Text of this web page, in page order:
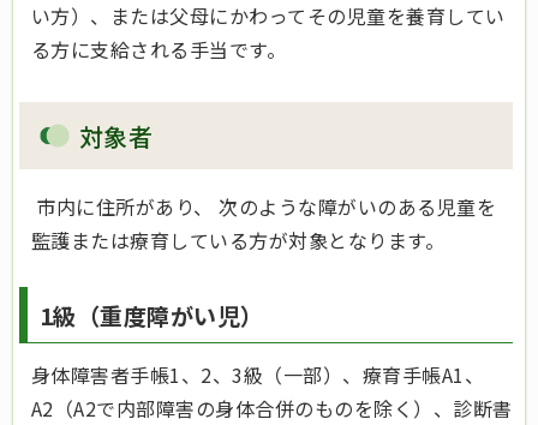
い方）、または父母にかわってその児童を養育してい
る方に支給される手当です。
対象者
市内に住所があり、 次のような障がいのある児童を
監護または療育している方が対象となります。
1級（重度障がい児）
身体障害者手帳1、2、3級（一部）、療育手帳A1、
A2（A2で内部障害の身体合併のものを除く）、診断書